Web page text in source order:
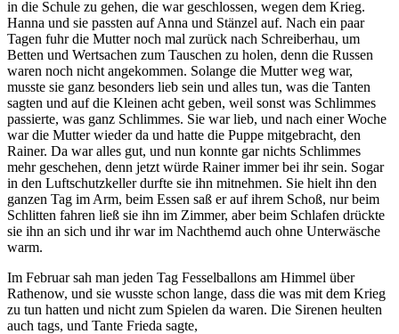
in die Schule zu gehen, die war geschlossen, wegen dem Krieg.
Hanna und sie passten auf Anna und Stänzel auf. Nach ein paar
Tagen fuhr die Mutter noch mal zurück nach Schreiberhau, um
Betten und Wertsachen zum Tauschen zu holen, denn die Russen
waren noch nicht angekommen. Solange die Mutter weg war,
musste sie ganz besonders lieb sein und alles tun, was die Tanten
sagten und auf die Kleinen acht geben, weil sonst was Schlimmes
passierte, was ganz Schlimmes. Sie war lieb, und nach einer Woche
war die Mutter wieder da und hatte die Puppe mitgebracht, den
Rainer. Da war alles gut, und nun konnte gar nichts Schlimmes
mehr geschehen, denn jetzt würde Rainer immer bei ihr sein. Sogar
in den Luftschutzkeller durfte sie ihn mitnehmen. Sie hielt ihn den
ganzen Tag im Arm, beim Essen saß er auf ihrem Schoß, nur beim
Schlitten fahren ließ sie ihn im Zimmer, aber beim Schlafen drückte
sie ihn an sich und ihr war im Nachthemd auch ohne Unterwäsche
warm.
Im Februar sah man jeden Tag Fesselballons am Himmel über
Rathenow, und sie wusste schon lange, dass die was mit dem Krieg
zu tun hatten und nicht zum Spielen da waren. Die Sirenen heulten
auch tags, und Tante Frieda sagte,